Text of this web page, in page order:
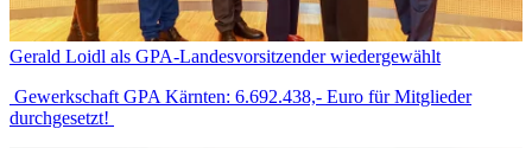
Gerald Loidl als GPA-Landesvorsitzender wiedergewählt
Gewerkschaft GPA Kärnten: 6.692.438,- Euro für Mitglieder
durchgesetzt!